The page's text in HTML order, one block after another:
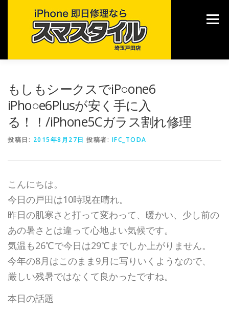
メニュー
ブログ 店舗情報
もしもシークスでiP○one6
iPho○e6Plusが安く手に入
る！！/iPhone5Cガラス割れ修理
投稿日: 2015年8月27日 投稿者: IFC_TODA
こんにちは。
今日の戸田は10時現在晴れ。
昨日の肌寒さと打って変わって、暖かい、少し前の
あの暑さとは違って心地よい気候です。
気温も26℃で今日は29℃までしか上がりません。
今年の8月はこのまま9月に写りいくようなので、
厳しい残暑ではなくて良かったですね。
本日の話題